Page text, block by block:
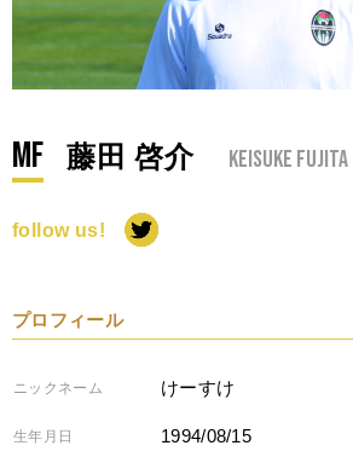
MF 藤田 啓介 Keisuke Fujita
follow us!
プロフィール
ニックネーム けーすけ
生年月日 1994/08/15